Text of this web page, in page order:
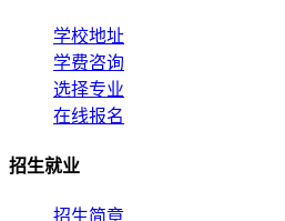
学校地址
学费咨询
选择专业
在线报名
招生就业
招生简章